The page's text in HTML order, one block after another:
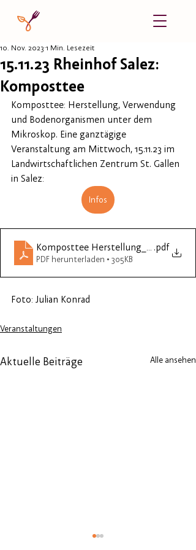
15.11.23 Rheinhof Salez:
Komposttee
10. Nov. 2023 1 Min. Lesezeit
Komposttee: Herstellung, Verwendung
und Bodenorganismen unter dem
Mikroskop. Eine ganztägige
Veranstaltung am Mittwoch, 15.11.23 im
Landwirtschaftlichen Zentrum St. Gallen
in Salez:
Infos
Komposttee Herstellung_Einladung
.pdf
PDF herunterladen • 305KB
Foto: Julian Konrad
Veranstaltungen
Aktuelle Beiträge Alle ansehen